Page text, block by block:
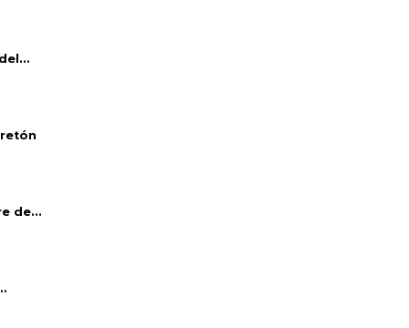
de...